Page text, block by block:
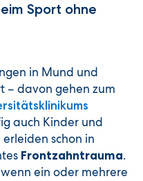
Sport ohne
in Mund und
– davon gehen zum
auch Kinder und
schon in
Frontzahntrauma.
ein oder mehrere